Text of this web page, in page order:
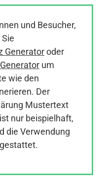
und Besucher,
Generatoroder
um
wie den
Der
Mustertext
nur beispielhaft,
die Verwendung